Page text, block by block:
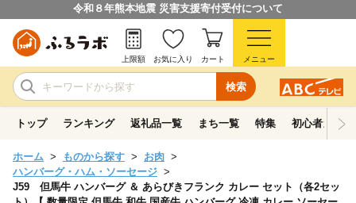
令和８年熊本地震 災害支援寄付受付について
検索
上限額 お気に入り カート メニュー
トップ ランキング 返礼品一覧 まち一覧 特集 初心者ガイド
ホーム ものから探す
お肉
ハンバーグ・ハム・ソーセージ
J59 但馬牛 ハンバーグ ＆ あらびきフランク カレー セット（各2セッ